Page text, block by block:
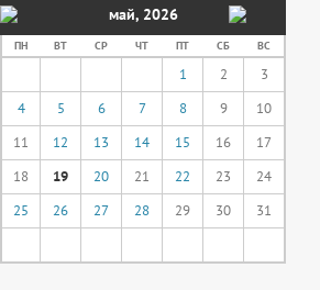
май, 2026
ПН ВТ СР ЧТ ПТ СБ ВС
1 2
3
4
5 6 7 8 9
10
11
12 13 14 15 16
17
18
19 20 21 22 23
24
25
26 27 28 29 30 31